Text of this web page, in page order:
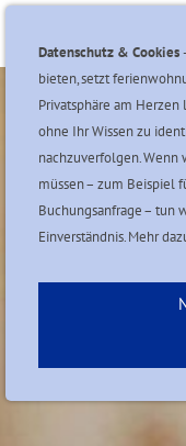
Datenschutz & Cookies
bieten, setzt
Privatsphäre am
ohne Ihr Wissen zu
nachzuverfolgen. Wenn
müssen – zum Beispiel
Buchungsanfrage – tun
Einverständnis. Mehr